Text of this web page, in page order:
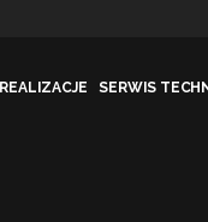
REALIZACJE SERWIS